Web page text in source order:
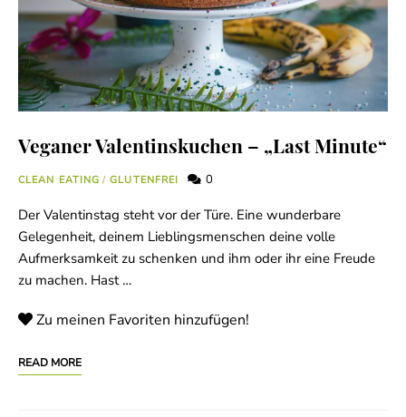
Veganer Valentinskuchen – „Last Minute“
CLEAN EATING / GLUTENFREI 0
Der Valentinstag steht vor der Türe. Eine wunderbare
Gelegenheit, deinem Lieblingsmenschen deine volle
Aufmerksamkeit zu schenken und ihm oder ihr eine Freude
zu machen. Hast …
Zu meinen Favoriten hinzufügen!
READ MORE